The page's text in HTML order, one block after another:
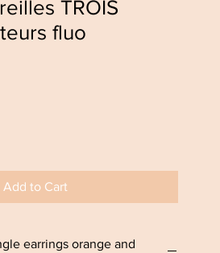
TROIS
fluo
Add to Cart
earrings orange and